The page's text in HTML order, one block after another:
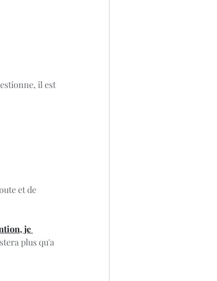
il est
et de
je
plus qu'a